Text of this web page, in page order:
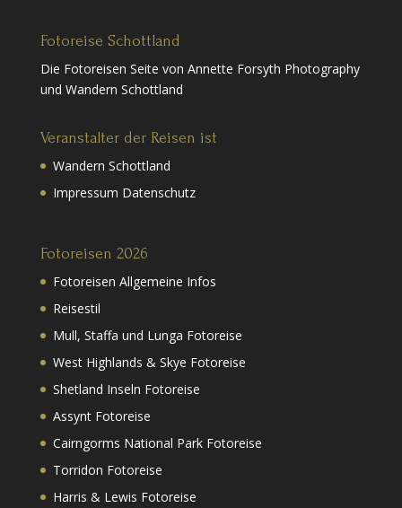
Fotoreise Schottland
Die Fotoreisen Seite von Annette Forsyth Photography
und Wandern Schottland
Veranstalter der Reisen ist
Wandern Schottland
Impressum Datenschutz
Fotoreisen 2026
Fotoreisen Allgemeine Infos
Reisestil
Mull, Staffa und Lunga Fotoreise
West Highlands & Skye Fotoreise
Shetland Inseln Fotoreise
Assynt Fotoreise
Cairngorms National Park Fotoreise
Torridon Fotoreise
Harris & Lewis Fotoreise